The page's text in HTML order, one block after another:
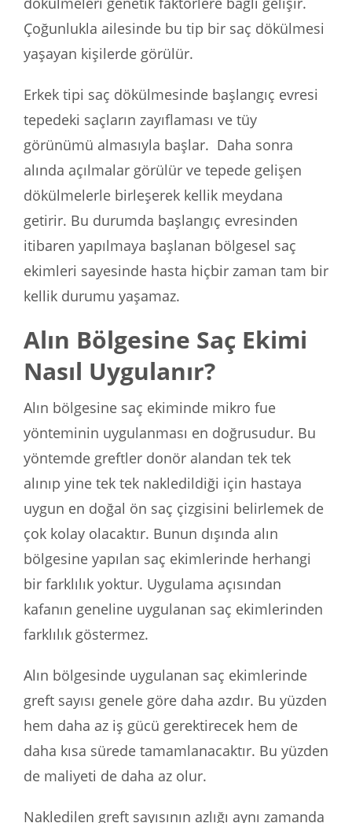
Çoğunlukla ailesinde bu tip bir saç dökülmesi
yaşayan kişilerde görülür.
Erkek tipi saç dökülmesinde başlangıç evresi
tepedeki saçların zayıflaması ve tüy
görünümü almasıyla başlar. Daha sonra
alında açılmalar görülür ve tepede gelişen
dökülmelerle birleşerek kellik meydana
getirir. Bu durumda başlangıç evresinden
itibaren yapılmaya başlanan bölgesel saç
ekimleri sayesinde hasta hiçbir zaman tam bir
kellik durumu yaşamaz.
Alın Bölgesine Saç Ekimi
Nasıl Uygulanır?
Alın bölgesine saç ekiminde mikro fue
yönteminin uygulanması en doğrusudur. Bu
yöntemde greftler donör alandan tek tek
alınıp yine tek tek nakledildiği için hastaya
uygun en doğal ön saç çizgisini belirlemek de
çok kolay olacaktır. Bunun dışında alın
bölgesine yapılan saç ekimlerinde herhangi
bir farklılık yoktur. Uygulama açısından
kafanın geneline uygulanan saç ekimlerinden
farklılık göstermez.
Alın bölgesinde uygulanan saç ekimlerinde
greft sayısı genele göre daha azdır. Bu yüzden
hem daha az iş gücü gerektirecek hem de
daha kısa sürede tamamlanacaktır. Bu yüzden
de maliyeti de daha az olur.
Nakledilen greft sayısının azlığı aynı zamanda